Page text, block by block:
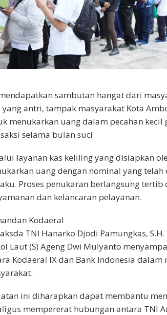
sambutan hangat dari
yang antri, tampak masyarakat Kota
menukarkan uang dalam pecahan
selama bulan suci.
layanan kas keliling yang disiapkan
uang dengan nominal yang
Proses penukaran berlangsung
dan kelancaran pelayanan.
Kodaeral
TNl Hanarko Djodi Pamungkas,
Laut (S) Ageng Dwi Mulyanto
Kodaeral IX dan Bank Indonesia
ini diharapkan dapat membantu
mempererat hubungan antara TNI